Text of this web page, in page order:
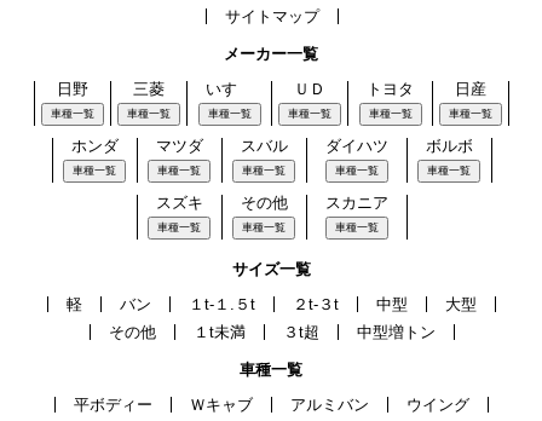
サイトマップ
メーカー一覧
日野
車種一覧
三菱
車種一覧
いすゞ
車種一覧
ＵＤ
車種一覧
トヨタ
車種一覧
日産
車種一覧
ホンダ
車種一覧
マツダ
車種一覧
スバル
車種一覧
ダイハツ
車種一覧
ボルボ
車種一覧
スズキ
車種一覧
その他
車種一覧
スカニア
車種一覧
サイズ一覧
軽
バン １t-１.５t ２t-３t 中型
大型
その他
１t未満 ３t超 中型増トン
車種一覧
平ボディー
Ｗキャブ アルミバン
ウイング